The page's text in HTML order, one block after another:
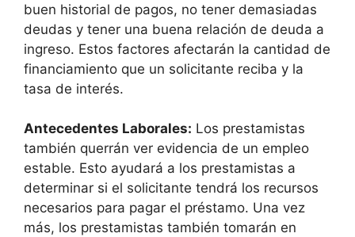
buen historial de pagos, no tener demasiadas
deudas y tener una buena relación de deuda a
ingreso. Estos factores afectarán la cantidad de
financiamiento que un solicitante reciba y la
tasa de interés.
Antecedentes Laborales: Los prestamistas
también querrán ver evidencia de un empleo
estable. Esto ayudará a los prestamistas a
determinar si el solicitante tendrá los recursos
necesarios para pagar el préstamo. Una vez
más, los prestamistas también tomarán en